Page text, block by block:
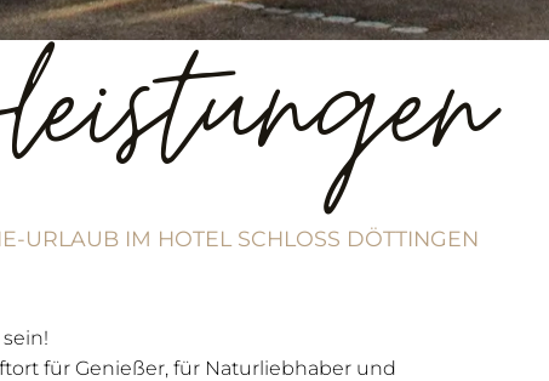
URLAUB IM HOTEL SCHLOSS DÖTTINGEN
für Genießer, für Naturliebhaber und